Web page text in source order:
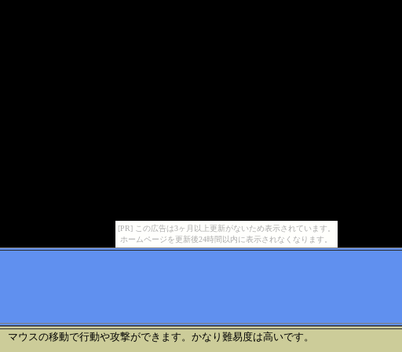
[PR] この広告は3ヶ月以上更新がないため表示されています。
ホームページを更新後24時間以内に表示されなくなります。
マウスの移動で行動や攻撃ができます。かなり難易度は高いです。